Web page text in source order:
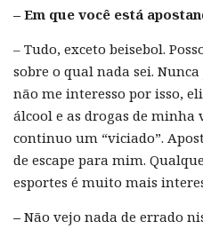
– Em que você está
– Tudo, exceto beisebol.
sobre o qual nada sei.
não me interesso por isso,
álcool e as drogas de minha
continuo um “viciado”.
de escape para mim.
esportes é muito mais
– Não vejo nada de errado